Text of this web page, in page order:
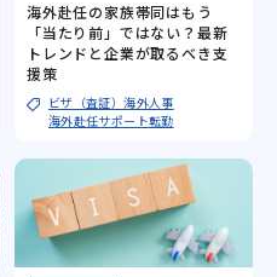
海外赴任の家族帯同はもう
「当たり前」ではない？最新
トレンドと企業が取るべき支
援策
ビザ（査証）海外人事
海外赴任サポート転勤